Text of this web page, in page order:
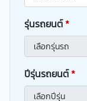
รุ่นรถยนต์*
ปีรุ่นรถยนต์*